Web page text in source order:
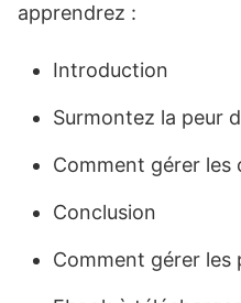
apprendrez :
Introduction
Surmontez la peur
Comment gérer
Conclusion
Comment gérer les